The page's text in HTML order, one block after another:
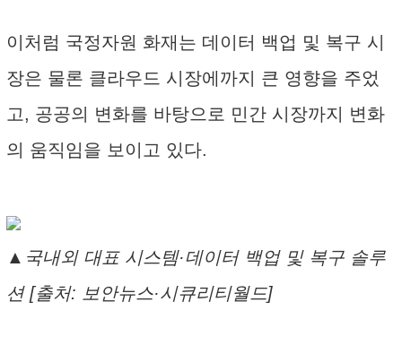
이처럼 국정자원 화재는 데이터 백업 및 복구 시
장은 물론 클라우드 시장에까지 큰 영향을 주었
고, 공공의 변화를 바탕으로 민간 시장까지 변화
의 움직임을 보이고 있다.
▲국내외 대표 시스템·데이터 백업 및 복구 솔루
션 [출처: 보안뉴스·시큐리티월드]